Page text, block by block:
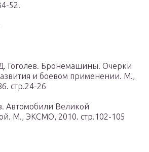
52.
Гоголев. Бронемашины. Очерки
и боевом применении. М.,
стр.24-26
Автомобили Великой
М., ЭКСМО, 2010. стр.102-105